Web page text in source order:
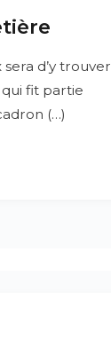
d’y trouver
qui fit partie
(…)